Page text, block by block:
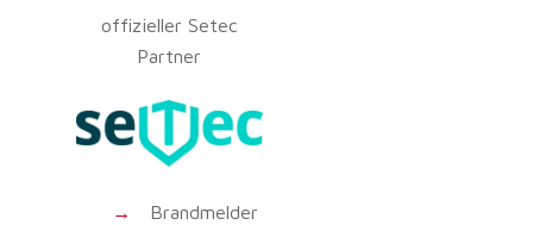
offizieller Setec
Partner
Brandmelder